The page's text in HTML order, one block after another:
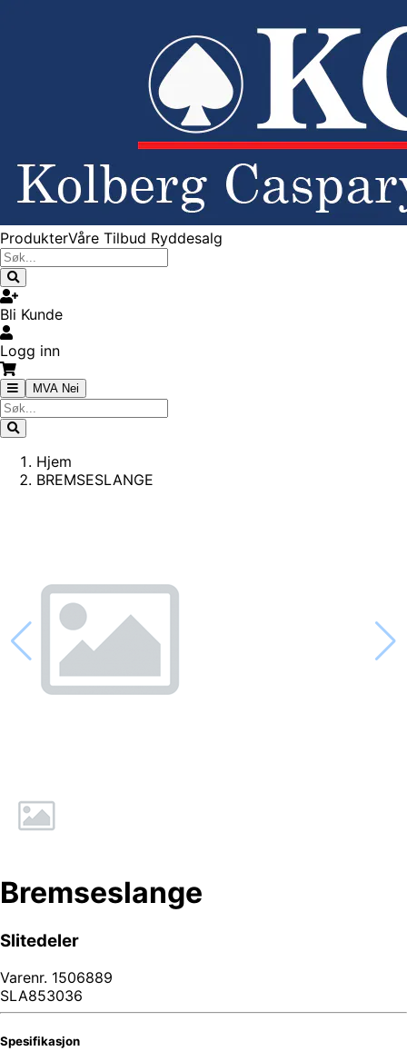
ProdukterVåre Tilbud Ryddesalg
Bli Kunde
Logg inn
MVA Nei
Hjem
BREMSESLANGE
Bremseslange
Slitedeler
Varenr. 1506889
SLA853036
Spesifikasjon